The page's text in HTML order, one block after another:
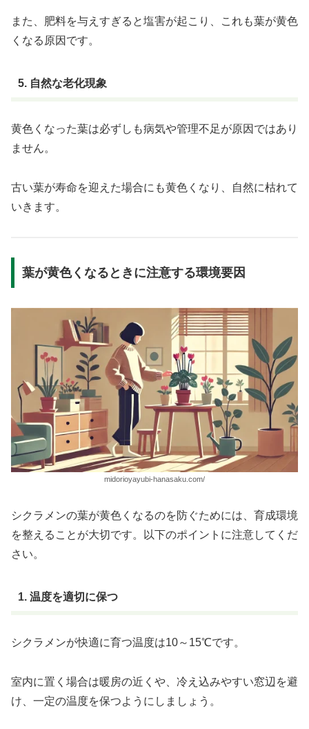
また、肥料を与えすぎると塩害が起こり、これも葉が黄色
くなる原因です。
5. 自然な老化現象
黄色くなった葉は必ずしも病気や管理不足が原因ではあり
ません。
古い葉が寿命を迎えた場合にも黄色くなり、自然に枯れて
いきます。
葉が黄色くなるときに注意する環境要因
midorioyayubi-hanasaku.com/
シクラメンの葉が黄色くなるのを防ぐためには、育成環境
を整えることが大切です。以下のポイントに注意してくだ
さい。
1. 温度を適切に保つ
シクラメンが快適に育つ温度は10～15℃です。
室内に置く場合は暖房の近くや、冷え込みやすい窓辺を避
け、一定の温度を保つようにしましょう。